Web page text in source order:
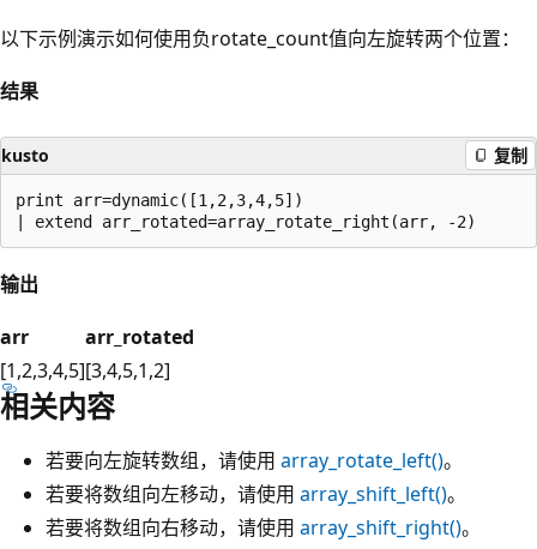
以下示例演示如何使用负rotate_count值向左旋转两个位置：
结果
kusto 复制
print arr=dynamic([1,2,3,4,5])
输出
arr
arr_rotated
[1,2,3,4,5][3,4,5,1,2]
相关内容
若要向左旋转数组，请使用 array_rotate_left()。
若要将数组向左移动，请使用 array_shift_left()。
若要将数组向右移动，请使用 array_shift_right()。